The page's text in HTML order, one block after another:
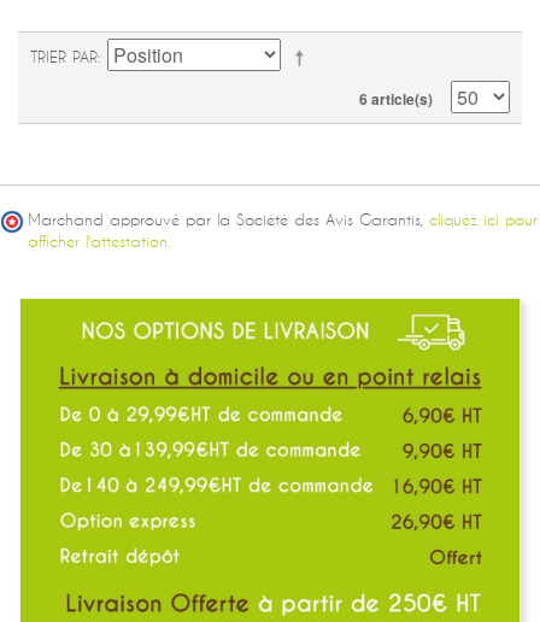
TRIER PAR
6 article(s)
Marchand approuvé par la Société des Avis Garantis, cliquez ici pour
afficher l'attestation.